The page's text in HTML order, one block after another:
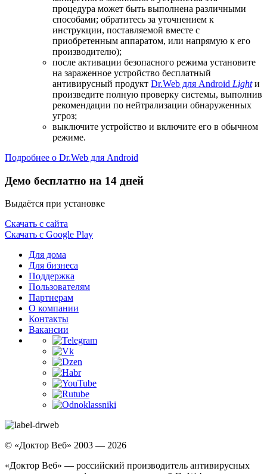
процедура может быть выполнена различными
способами; обратитесь за уточнением к
инструкции, поставляемой вместе с
приобретенным аппаратом, или напрямую к его
производителю);
после активации безопасного режима установите
на зараженное устройство бесплатный
антивирусный продукт Dr.Web для Android Lightи
произведите полную проверку системы, выполнив
рекомендации по нейтрализации обнаруженных
угроз;
выключите устройство и включите его в обычном
режиме.
Подробнее о Dr.Web для Android
Демо бесплатно на 14 дней
Выдаётся при установке
Скачать с сайта
Скачать с Google Play
Для дома
Для бизнеса
Поддержка
Пользователям
Партнерам
О компании
Контакты
Вакансии
© «Доктор Веб» 2003 — 2026
«Доктор Веб» — российский производитель антивирусных